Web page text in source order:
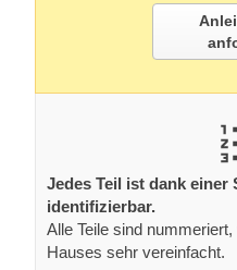
Jedes Teil ist dank
identifizierbar.
Alle Teile sind
Hauses sehr vereinfacht.